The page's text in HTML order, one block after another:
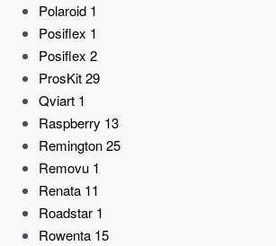
Polaroid 1
Posiflex 1
Posiflex 2
ProsKit29
Qviart 1
Raspberry 13
Remington25
Removu 1
Renata 11
Roadstar 1
Rowenta 15